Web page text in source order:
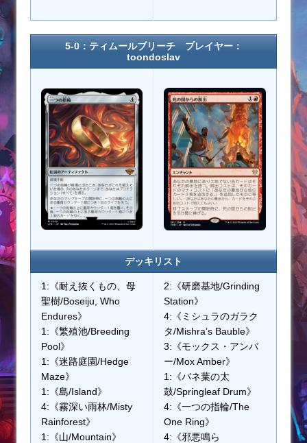
5-0：ティムールブリーチ プレイヤー：
toondoslav
デッキリスト
1:《耐え抜くもの、母
聖樹/Boseiju, Who
Endures》
1:《繁殖池/Breeding
Pool》
1:《迷路庭園/Hedge
Maze》
1:《島/Island》
4:《霧深い雨林/Misty
Rainforest》
1:《山/Mountain》
2:《研磨基地/Grinding
Station》
4:《ミシュラのガラク
タ/Mishra’s Bauble》
3:《モックス・アンバ
ー/Mox Amber》
1:《バネ葉の太
鼓/Springleaf Drum》
4:《一つの指輪/The
One Ring》
4:《邪悪鳴ら